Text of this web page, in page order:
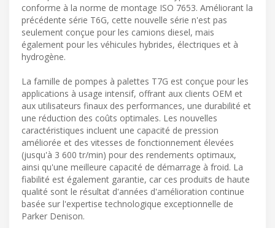
conforme à la norme de montage ISO 7653. Améliorant la
précédente série T6G, cette nouvelle série n'est pas
seulement conçue pour les camions diesel, mais
également pour les véhicules hybrides, électriques et à
hydrogène.
La famille de pompes à palettes T7G est conçue pour les
applications à usage intensif, offrant aux clients OEM et
aux utilisateurs finaux des performances, une durabilité et
une réduction des coûts optimales. Les nouvelles
caractéristiques incluent une capacité de pression
améliorée et des vitesses de fonctionnement élevées
(jusqu'à 3 600 tr/min) pour des rendements optimaux,
ainsi qu'une meilleure capacité de démarrage à froid. La
fiabilité est également garantie, car ces produits de haute
qualité sont le résultat d'années d'amélioration continue
basée sur l'expertise technologique exceptionnelle de
Parker Denison.